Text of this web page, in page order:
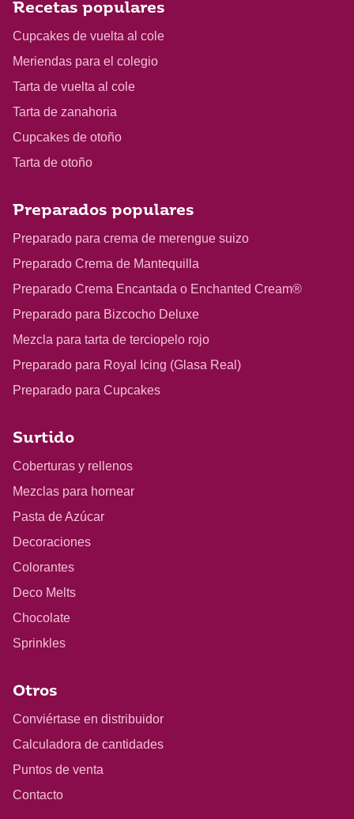
Recetas populares
Cupcakes de vuelta al cole
Meriendas para el colegio
Tarta de vuelta al cole
Tarta de zanahoria
Cupcakes de otoño
Tarta de otoño
Preparados populares
Preparado para crema de merengue suizo
Preparado Crema de Mantequilla
Preparado Crema Encantada o Enchanted Cream®
Preparado para Bizcocho Deluxe
Mezcla para tarta de terciopelo rojo
Preparado para Royal Icing (Glasa Real)
Preparado para Cupcakes
Surtido
Coberturas y rellenos
Mezclas para hornear
Pasta de Azúcar
Decoraciones
Colorantes
Deco Melts
Chocolate
Sprinkles
Otros
Conviértase en distribuidor
Calculadora de cantidades
Puntos de venta
Contacto